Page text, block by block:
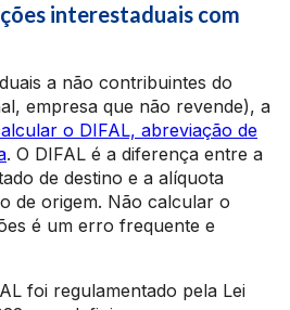
interestaduais com
a não contribuintes do
empresa que não revende), a
o DIFAL, abreviação de
. O DIFAL é a diferença entre a
de destino e a alíquota
de origem. Não calcular o
é um erro frequente e
foi regulamentado pela Lei